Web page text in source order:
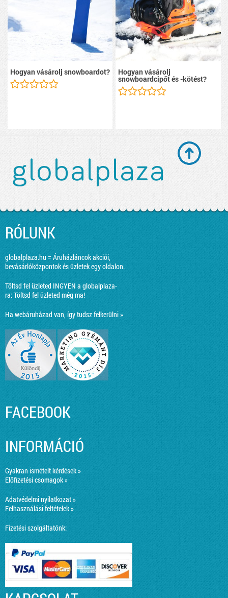
Hogyan vásárolj snowboardot? Hogyan vásárolj
snowboardcipőt és -kötést?
RÓLUNK
globalplaza.hu = Áruházláncok akciói,
bevásárlóközpontok és üzletek egy oldalon.
Töltsd fel üzleted INGYEN a globalplaza-
ra:Töltsd fel üzleted még ma!
Ha webáruházad van, így tudsz felkerülni »
FACEBOOK
INFORMÁCIÓ
Gyakran ismételt kérdések »
Előfizetési csomagok »
Adatvédelmi nyilatkozat »
Felhasználási feltételek »
Fizetési szolgáltatónk: